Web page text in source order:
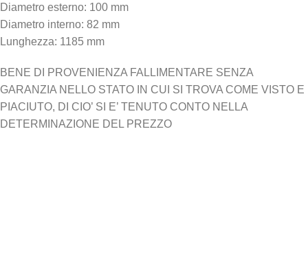
Diametro esterno: 100 mm
Diametro interno: 82 mm
Lunghezza: 1185 mm
BENE DI PROVENIENZA FALLIMENTARE SENZA
GARANZIA NELLO STATO IN CUI SI TROVA COME VISTO E
PIACIUTO, DI CIO’ SI E’ TENUTO CONTO NELLA
DETERMINAZIONE DEL PREZZO